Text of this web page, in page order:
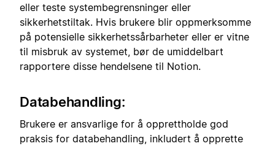
eller teste systembegrensninger eller
sikkerhetstiltak. Hvis brukere blir oppmerksomme
på potensielle sikkerhetssårbarheter eller er vitne
til misbruk av systemet, bør de umiddelbart
rapportere disse hendelsene til Notion.
Databehandling:
Brukere er ansvarlige for å opprettholde god
praksis for databehandling, inkludert å opprette